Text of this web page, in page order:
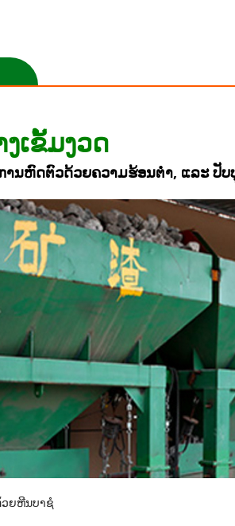
ເຂັ້ມງວດ
ນຫົດຕົວດ້ວຍຄວາມຮ້ອນຕໍ່າ, ແລະ ປັ
ວຍຫີນບາຊໍ